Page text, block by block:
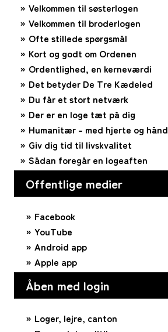
Velkommen til søsterlogen
Velkommen til broderlogen
Ofte stillede spørgsmål
Kort og godt om Ordenen
Ordentlighed, en kerneværdi
Det betyder De Tre Kædeled
Du får et stort netværk
Der er en loge tæt på dig
Humanitær – med hjerte og hånd
Giv dig tid til livskvalitet
Sådan foregår en logeaften
Offentlige medier
Facebook
YouTube
Android app
Apple app
Åben med login
Loger, lejre, canton